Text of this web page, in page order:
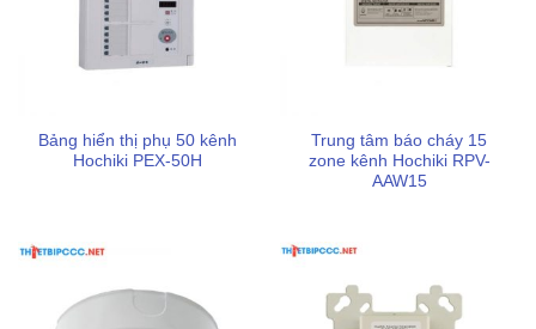
Việc tuân thủ các nguyên tắc lắp đặt sẽ giúp đầu báo khói
Kiểm soát đường truyền ánh sáng:
Tuyệt đối không
để vật cản cố định hoặc di chuyển trong phạm vi 1m dọc
Bảng hiển thị phụ 50 kênh
Hochiki PEX-50H
Trung tâm báo cháy 15
zone kênh Hochiki RPV-
AAW15